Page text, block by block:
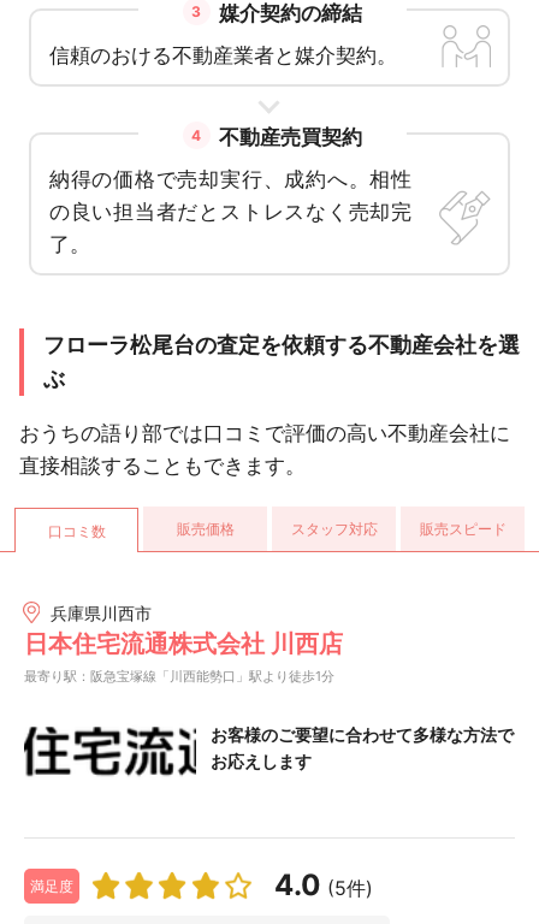
3
媒介契約の締結
信頼のおける不動産業者と媒介契約。
4
不動産売買契約
納得の価格で売却実行、成約へ。相性
の良い担当者だとストレスなく売却完
了。
フローラ松尾台の査定を依頼する不動産会社を選
ぶ
おうちの語り部では口コミで評価の高い不動産会社に
直接相談することもできます。
口コミ数 販売価格 スタッフ対応 販売スピード
兵庫県川西市
日本住宅流通株式会社 川西店
最寄り駅：阪急宝塚線「川西能勢口」駅より徒歩1分
お客様のご要望に合わせて多様な方法で
お応えします
満足度 4.0 (5件)